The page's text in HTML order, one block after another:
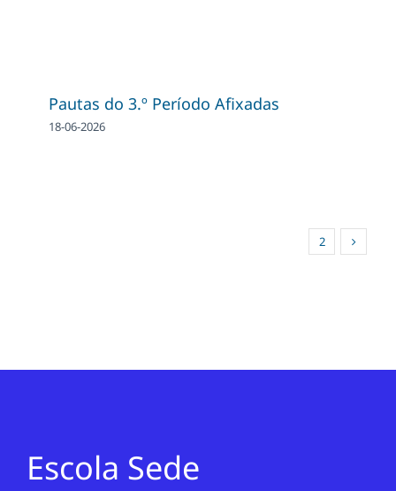
Pautas do 3.º Período Afixadas
18-06-2026
2
Escola Sede